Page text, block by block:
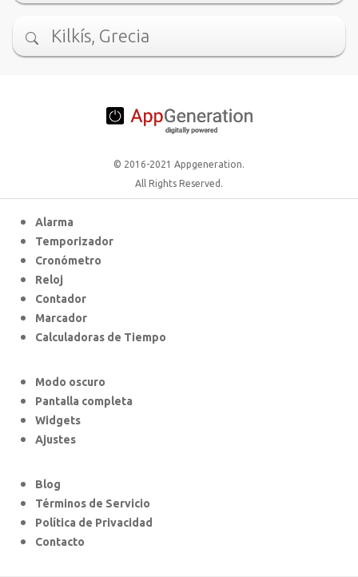
Kilkís, Grecia
© 2016-2021 Appgeneration.
All Rights Reserved.
Alarma
Temporizador
Cronómetro
Reloj
Contador
Marcador
Calculadoras de Tiempo
Modo oscuro
Pantalla completa
Widgets
Ajustes
Blog
Términos de Servicio
Política de Privacidad
Contacto